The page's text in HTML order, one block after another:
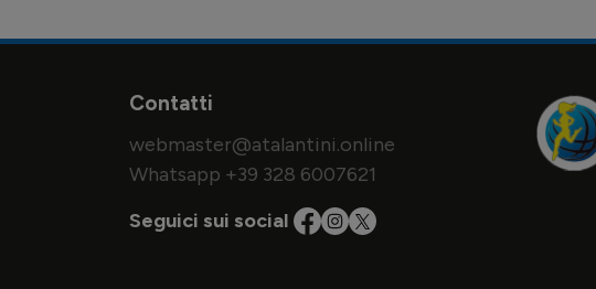
Contatti
webmaster@atalantini.online
Whatsapp +39 328 6007621
Seguici sui social